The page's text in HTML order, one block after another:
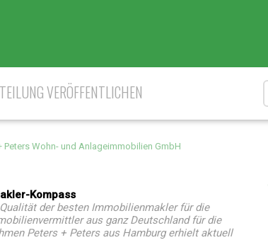
VERÖFFENTLICHEN
Peters Wohn- und Anlageimmobilien GmbH
Kompass
der besten Immobilienmakler für die
aus ganz Deutschland für die
Peters + Peters aus Hamburg erhielt aktuell